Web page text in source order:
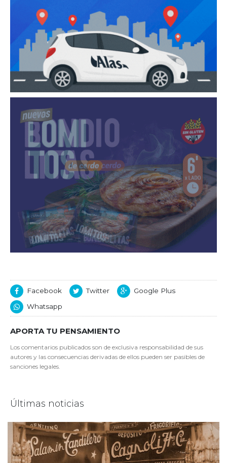
Facebook Twitter
Google Plus
Whatsapp
APORTA TU PENSAMIENTO
Los comentarios publicados son de exclusiva responsabilidad de sus
autores y las consecuencias derivadas de ellos pueden ser pasibles de
sanciones legales.
Últimas noticias